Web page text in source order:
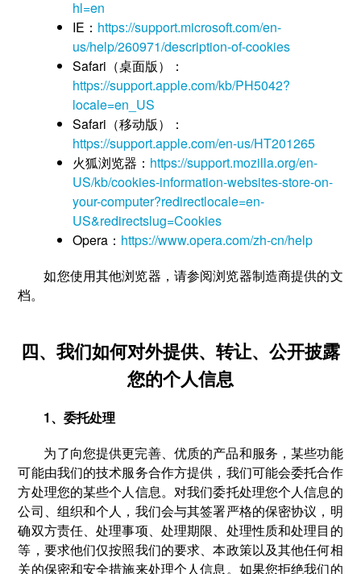
hl=en
IE： https://support.microsoft.com/en-
us/help/260971/description-of-cookies
Safari（桌面版）：
https://support.apple.com/kb/PH5042?
locale=en_US
Safari（移动版）：
https://support.apple.com/en-us/HT201265
火狐浏览器： https://support.mozilla.org/en-
US/kb/cookies-information-websites-store-on-
your-computer?redirectlocale=en-
US&redirectslug=Cookies
Opera： https://www.opera.com/zh-cn/help
如您使用其他浏览器，请参阅浏览器制造商提供的文
档。
四、我们如何对外提供、转让、公开披露
您的个人信息
1、委托处理
为了向您提供更完善、优质的产品和服务，某些功能
可能由我们的技术服务合作方提供，我们可能会委托合作
方处理您的某些个人信息。对我们委托处理您个人信息的
公司、组织和个人，我们会与其签署严格的保密协议，明
确双方责任、处理事项、处理期限、处理性质和处理目的
等，要求他们仅按照我们的要求、本政策以及其他任何相
关的保密和安全措施来处理个人信息。如果您拒绝我们的